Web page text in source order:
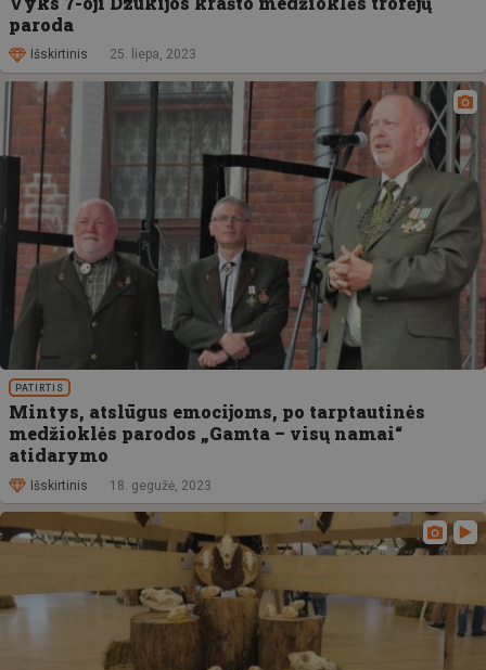
paroda
Išskirtinis 25. liepa, 2023
PATIRTIS
Mintys, atslūgus emocijoms, po tarptautinės
medžioklės parodos „Gamta – visų namai“
atidarymo
Išskirtinis 18. gegužė, 2023